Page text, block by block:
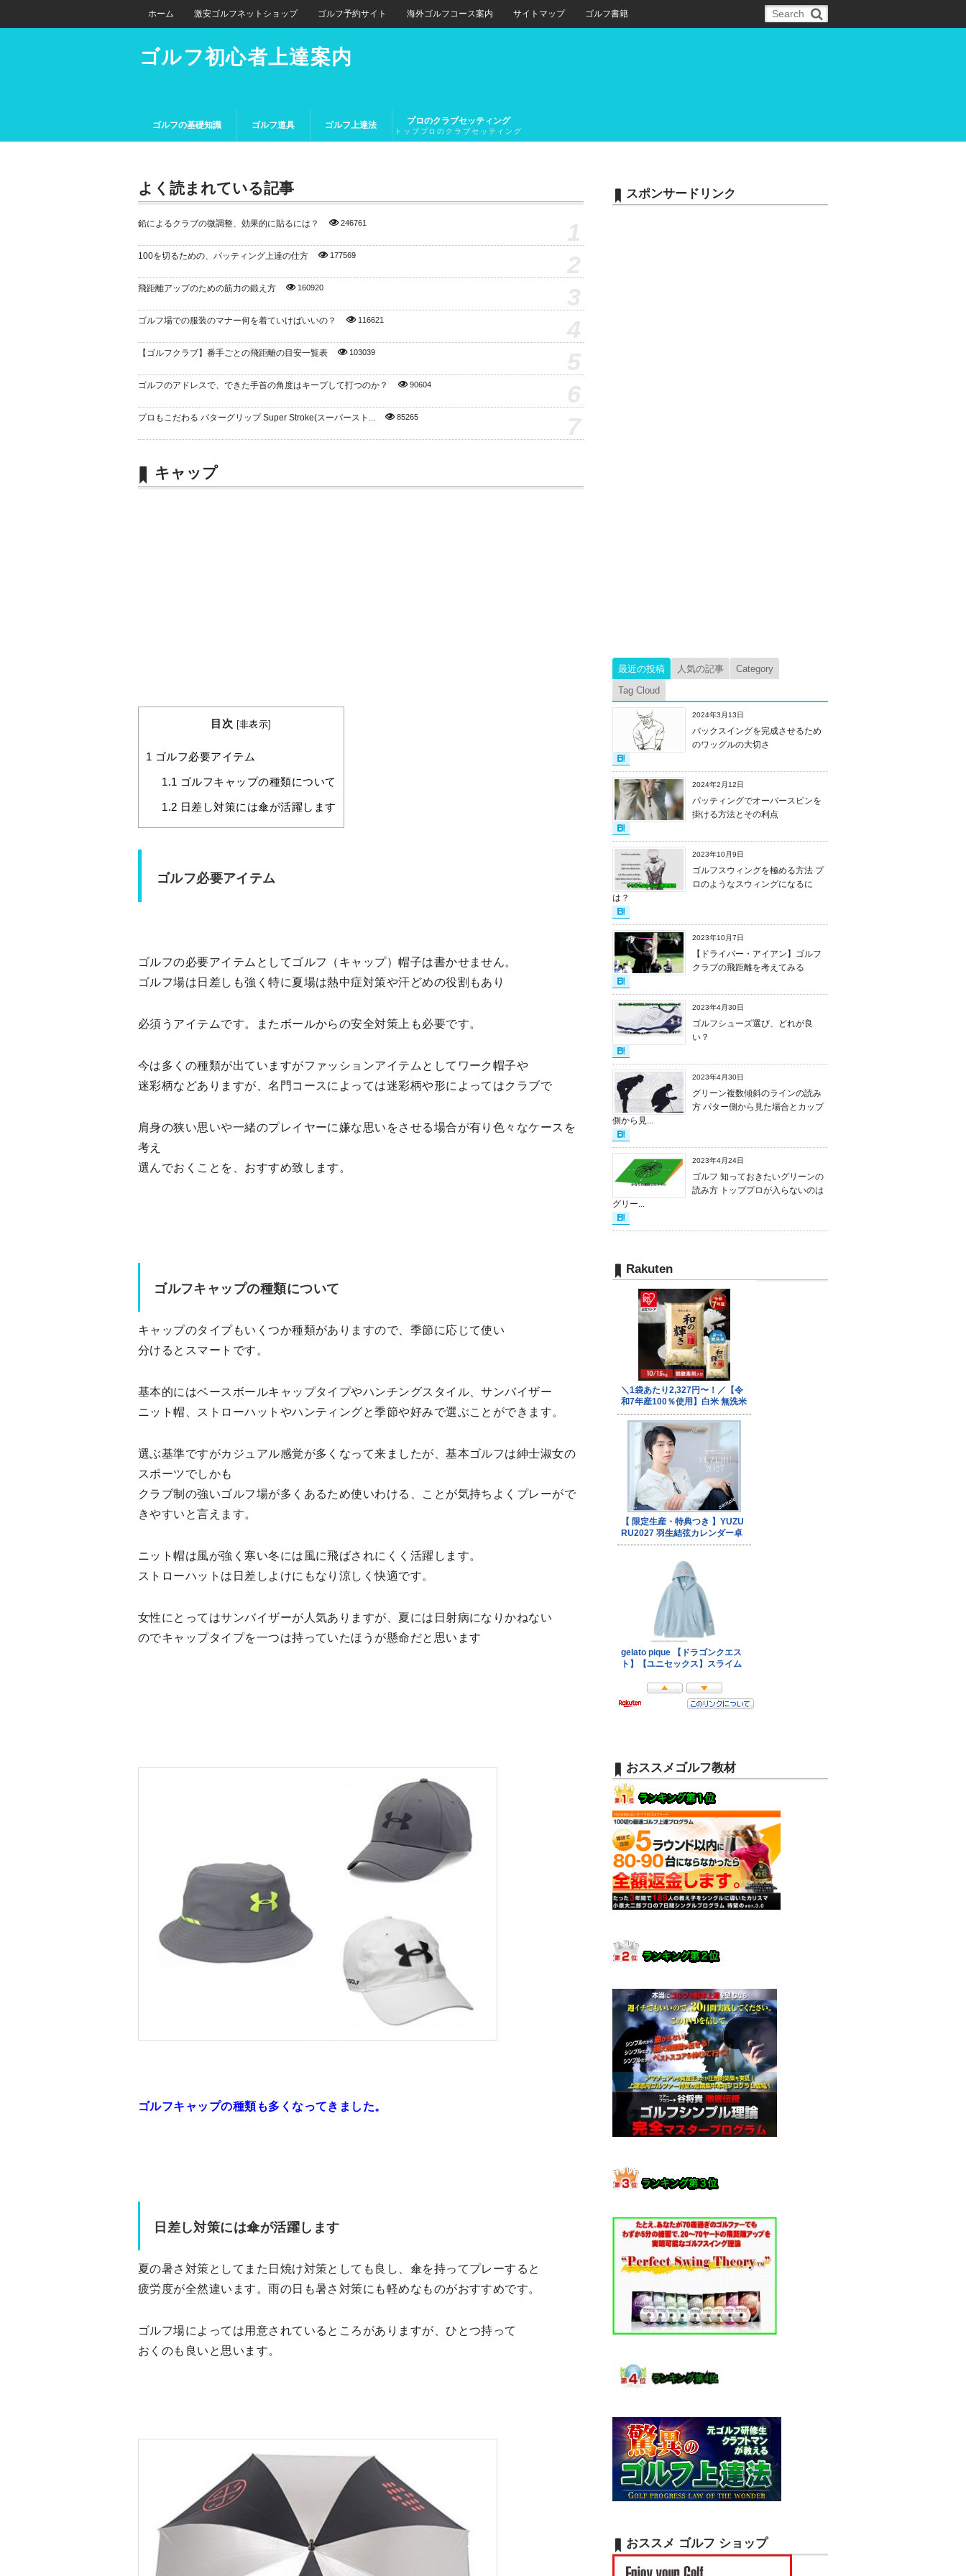
ゴルフ初心者上達案内
よく読まれている記事
鉛によるクラブの微調整、効果的に貼るには？ 246761
100を切るための、パッティング上達の仕方 177569
飛距離アップのための筋力の鍛え方 160920
ゴルフ場での服装のマナー何を着ていけばいいの？ 116621
【ゴルフクラブ】番手ごとの飛距離の目安一覧表 103039
ゴルフのアドレスで、できた手首の角度はキープして打つのか？ 90604
プロもこだわる パターグリップ Super Stroke(スーパースト... 85265
キャップ
目次 [非表示]
1 ゴルフ必要アイテム
1.1 ゴルフキャップの種類について
1.2 日差し対策には傘が活躍します
ゴルフ必要アイテム
ゴルフの必要アイテムとしてゴルフ（キャップ）帽子は書かせません。
ゴルフ場は日差しも強く特に夏場は熱中症対策や汗どめの役割もあり
必須うアイテムです。またボールからの安全対策上も必要です。
今は多くの種類が出ていますがファッションアイテムとしてワーク帽子や
迷彩柄などありますが、名門コースによっては迷彩柄や形によってはクラブで
肩身の狭い思いや一緒のプレイヤーに嫌な思いをさせる場合が有り色々なケースを
考え
選んでおくことを、おすすめ致します。
ゴルフキャップの種類について
キャップのタイプもいくつか種類がありますので、季節に応じて使い
分けるとスマートです。
基本的にはベースボールキャップタイプやハンチングスタイル、サンバイザー
ニット帽、ストローハットやハンティングと季節や好みで選ぶことができます。
選ぶ基準ですがカジュアル感覚が多くなって来ましたが、基本ゴルフは紳士淑女の
スポーツでしかも
クラブ制の強いゴルフ場が多くあるため使いわける、ことが気持ちよくプレーがで
きやすいと言えます。
ニット帽は風が強く寒い冬には風に飛ばされにくく活躍します。
ストローハットは日差しよけにもなり涼しく快適です。
女性にとってはサンバイザーが人気ありますが、夏には日射病になりかねない
のでキャップタイプを一つは持っていたほうが懸命だと思います
ゴルフキャップの種類も多くなってきました。
日差し対策には傘が活躍します
夏の暑さ対策としてまた日焼け対策としても良し、傘を持ってプレーすると
疲労度が全然違います。雨の日も暑さ対策にも軽めなものがおすすめです。
ゴルフ場によっては用意されているところがありますが、ひとつ持って
おくのも良いと思います。
スポンサードリンク
最近の投稿 人気の記事
Category
Tag Cloud
2024年3月13日
バックスイングを完成させるため
のワッグルの大切さ
2024年2月12日
パッティングでオーバースピンを
掛ける方法とその利点
2023年10月9日
ゴルフスウィングを極める方法 プ
ロのようなスウィングになるに
は？
2023年10月7日
【ドライバー・アイアン】ゴルフ
クラブの飛距離を考えてみる
2023年4月30日
ゴルフシューズ選び、どれが良
い？
2023年4月30日
グリーン複数傾斜のラインの読み
方 パター側から見た場合とカップ
側から見...
2023年4月24日
ゴルフ 知っておきたいグリーンの
読み方 トッププロが入らないのは
グリー...
Rakuten
おススメゴルフ教材
おススメ ゴルフ ショップ
ホーム 激安ゴルフネットショップ ゴルフ予約サイト 海外ゴルフコース案内 サイトマップ ゴルフ書籍
ゴルフの基礎知識 ゴルフ道具 ゴルフ上達法 プロのクラブセッティング
トッププロのクラブセッティング